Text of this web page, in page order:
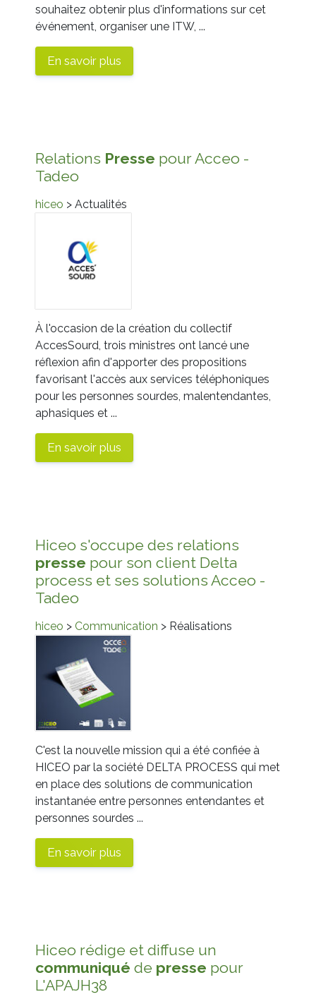
souhaitez obtenir plus d'informations sur cet
événement, organiser une ITW, ...
En savoir plus
Relations Presse pour Acceo -
Tadeo
hiceo > Actualités
À l'occasion de la création du collectif
AccesSourd, trois ministres ont lancé une
réflexion afin d'apporter des propositions
favorisant l'accès aux services téléphoniques
pour les personnes sourdes, malentendantes,
aphasiques et ...
En savoir plus
Hiceo s'occupe des relations
presse pour son client Delta
process et ses solutions Acceo -
Tadeo
hiceo > Communication > Réalisations
C'est la nouvelle mission qui a été confiée à
HICEO par la société DELTA PROCESS qui met
en place des solutions de communication
instantanée entre personnes entendantes et
personnes sourdes ...
En savoir plus
Hiceo rédige et diffuse un
communiqué de presse pour
L'APAJH38